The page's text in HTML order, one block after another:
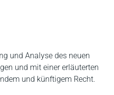
und Analyse des neuen
und mit einer erläuterten
und künftigem Recht.